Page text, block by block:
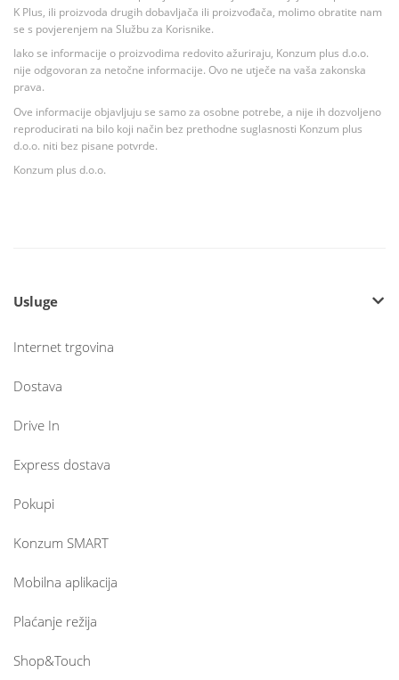
K Plus, ili proizvoda drugih dobavljača ili proizvođača, molimo obratite nam
se s povjerenjem na Službu za Korisnike.
Iako se informacije o proizvodima redovito ažuriraju, Konzum plus d.o.o.
nije odgovoran za netočne informacije. Ovo ne utječe na vaša zakonska
prava.
Ove informacije objavljuju se samo za osobne potrebe, a nije ih dozvoljeno
reproducirati na bilo koji način bez prethodne suglasnosti Konzum plus
d.o.o. niti bez pisane potvrde.
Konzum plus d.o.o.
Usluge
Internet trgovina
Dostava
Drive In
Express dostava
Pokupi
Konzum SMART
Mobilna aplikacija
Plaćanje režija
Shop&Touch